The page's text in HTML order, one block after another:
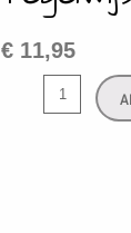
€ 11,95